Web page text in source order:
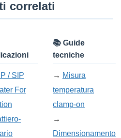
correlati
/ SIP
For
📚 Guide
tecniche
→ Misura
temperatura
clamp-on
→
Dimensionamento